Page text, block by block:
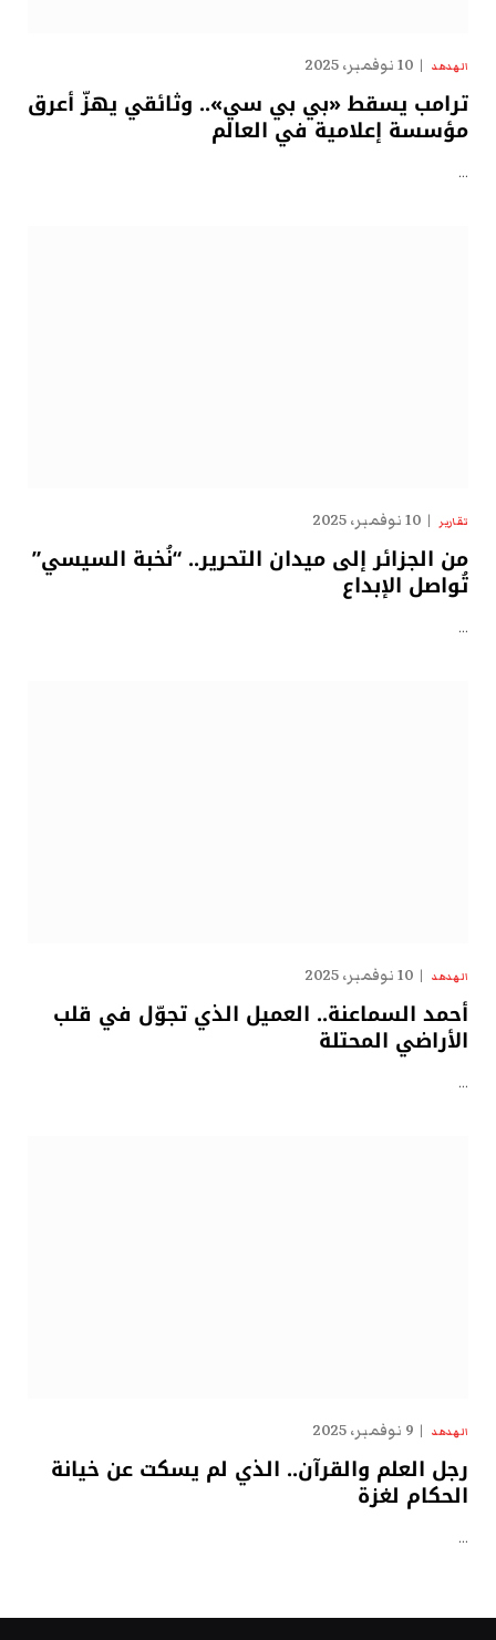
الهدهد 10 نوفمبر، 2025
ترامب يسقط «بي بي سي».. وثائقي يهزّ أعرق
مؤسسة إعلامية في العالم
…
تقارير 10 نوفمبر، 2025
من الجزائر إلى ميدان التحرير.. “نُخبة السيسي”
تُواصل الإبداع
…
الهدهد 10 نوفمبر، 2025
أحمد السماعنة.. العميل الذي تجوّل في قلب
الأراضي المحتلة
…
الهدهد 9 نوفمبر، 2025
رجل العلم والقرآن.. الذي لم يسكت عن خيانة
الحكام لغزة
…